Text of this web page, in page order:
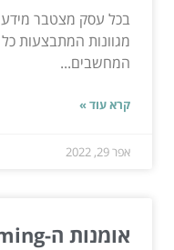
בכל עסק מצטבר מידע
מגוונות המתבצעות
המחשבים...
קרא עוד »
אפר 29, 2022